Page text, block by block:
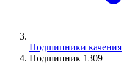
Подшипники качения
Подшипник 1309